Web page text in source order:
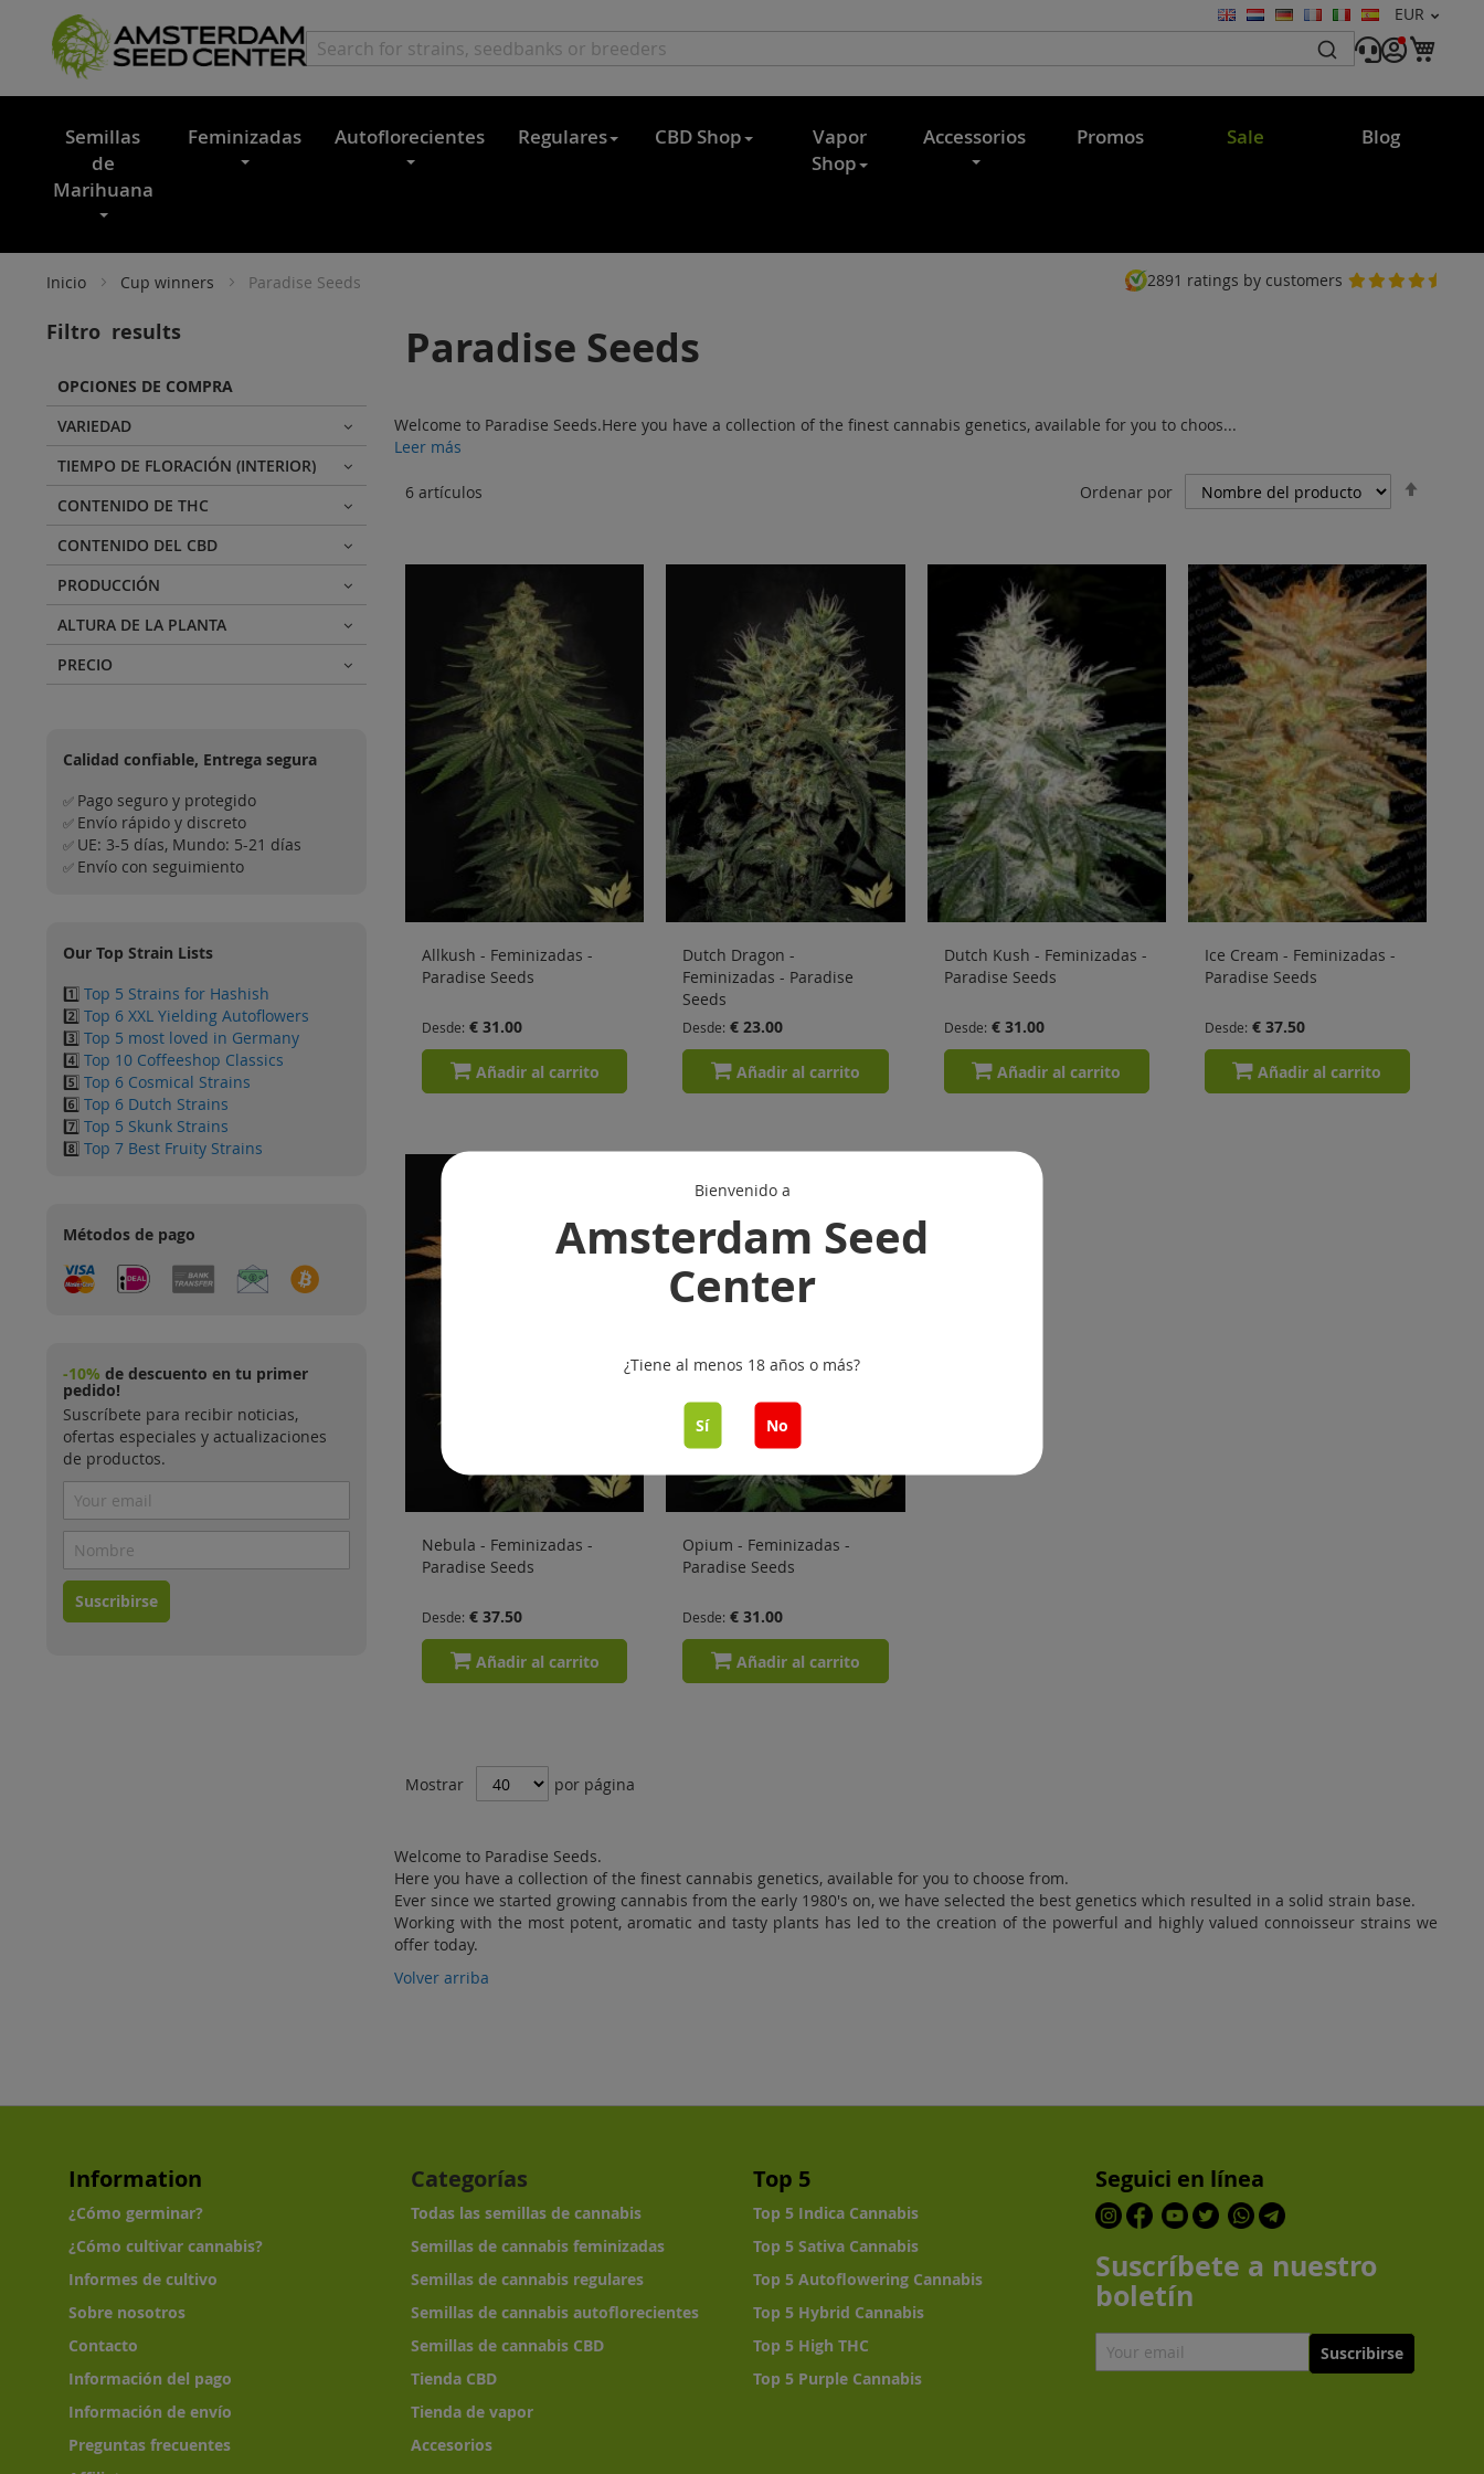
Moneda
EUR
Lenguaje
Semillas
de
Marihuana
Feminizadas Autoflorecientes Regulares CBD Shop
Vapor
Shop
Accessorios Promos Sale Blog
Inicio Cup winners Paradise Seeds 2891 ratings by customers
Paradise Seeds
Welcome to Paradise Seeds.Here you have a collection of the finest cannabis genetics, available for you to choos...
Leer más
6 artículos Ordenar por
Allkush - Feminizadas -
Paradise Seeds
Desde € 31.00
Añadir al carrito
Dutch Dragon -
Feminizadas - Paradise
Seeds
Desde € 23.00
Añadir al carrito
Dutch Kush - Feminizadas -
Paradise Seeds
Desde € 31.00
Añadir al carrito
Ice Cream - Feminizadas -
Paradise Seeds
Desde € 37.50
Añadir al carrito
Nebula - Feminizadas -
Paradise Seeds
Desde € 37.50
Añadir al carrito
Opium - Feminizadas -
Paradise Seeds
Desde € 31.00
Añadir al carrito
Mostrar por página
Welcome to Paradise Seeds.
Here you have a collection of the finest cannabis genetics, available for you to choose from.
Ever since we started growing cannabis from the early 1980's on, we have selected the best genetics which resulted in a solid strain base.
Working with the most potent, aromatic and tasty plants has led to the creation of the powerful and highly valued connoisseur strains we
offer today.
Volver arriba
Filtro results
OPCIONES DE COMPRA
VARIEDAD
TIEMPO DE FLORACIÓN (INTERIOR)
CONTENIDO DE THC
CONTENIDO DEL CBD
PRODUCCIÓN
ALTURA DE LA PLANTA
PRECIO
Calidad confiable, Entrega segura
✅ Pago seguro y protegido
✅ Envío rápido y discreto
✅ UE: 3-5 días, Mundo: 5-21 días
✅ Envío con seguimiento
Our Top Strain Lists
1️⃣ Top 5 Strains for Hashish
2️⃣ Top 6 XXL Yielding Autoflowers
3️⃣ Top 5 most loved in Germany
4️⃣ Top 10 Coffeeshop Classics
5️⃣ Top 6 Cosmical Strains
6️⃣ Top 6 Dutch Strains
7️⃣ Top 5 Skunk Strains
8️⃣ Top 7 Best Fruity Strains
Métodos de pago
-10% de descuento en tu primer
pedido!
Suscríbete para recibir noticias,
ofertas especiales y actualizaciones
de productos.
Suscribirse
Bienvenido a
Amsterdam Seed
Center
¿Tiene al menos 18 años o más?
Sí No
Information
¿Cómo germinar?
¿Cómo cultivar cannabis?
Informes de cultivo
Sobre nosotros
Contacto
Información del pago
Información de envío
Preguntas frecuentes
Categorías
Todas las semillas de cannabis
Semillas de cannabis feminizadas
Semillas de cannabis regulares
Semillas de cannabis autoflorecientes
Semillas de cannabis CBD
Tienda CBD
Tienda de vapor
Accesorios
Top 5
Top 5 Indica Cannabis
Top 5 Sativa Cannabis
Top 5 Autoflowering Cannabis
Top 5 Hybrid Cannabis
Top 5 High THC
Top 5 Purple Cannabis
Seguici en línea
Suscríbete a nuestro
boletín
Suscribirse